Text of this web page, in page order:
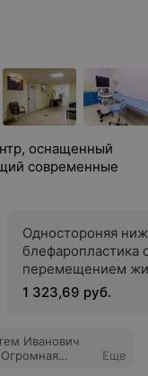
оснащенный
современные
Одностороняя
блефаропластика
перемещением
миопексией
1 323,69 руб.
Иванович
Еще